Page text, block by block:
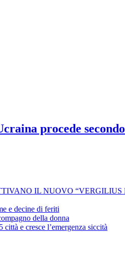
procede
IL NUOVO
e decine di feriti
della donna
e cresce l’emergenza siccità